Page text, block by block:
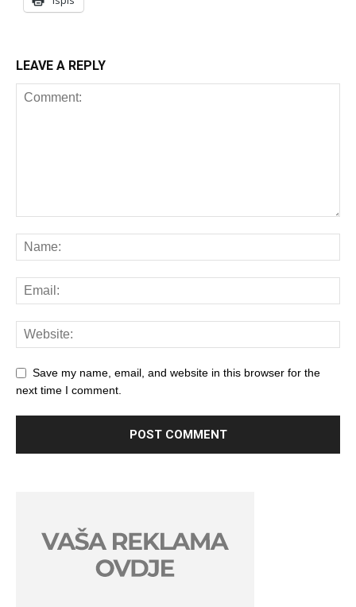
LEAVE A REPLY
Save my name, email, and website in this browser for the
next time I comment.